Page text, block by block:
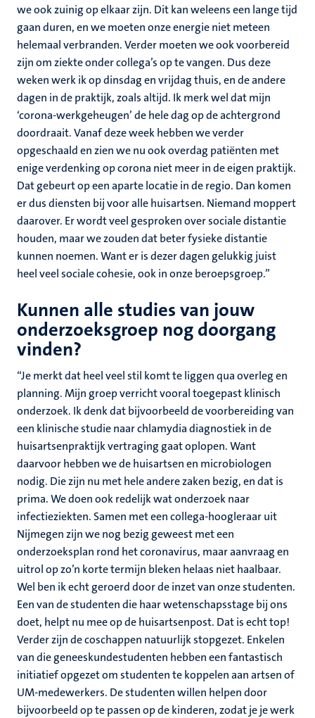
we ook zuinig op elkaar zijn. Dit kan weleens een lange tijd
gaan duren, en we moeten onze energie niet meteen
helemaal verbranden. Verder moeten we ook voorbereid
zijn om ziekte onder collega’s op te vangen. Dus deze
weken werk ik op dinsdag en vrijdag thuis, en de andere
dagen in de praktijk, zoals altijd. Ik merk wel dat mijn
‘corona-werkgeheugen’ de hele dag op de achtergrond
doordraait. Vanaf deze week hebben we verder
opgeschaald en zien we nu ook overdag patiënten met
enige verdenking op corona niet meer in de eigen praktijk.
Dat gebeurt op een aparte locatie in de regio. Dan komen
er dus diensten bij voor alle huisartsen. Niemand moppert
daarover. Er wordt veel gesproken over sociale distantie
houden, maar we zouden dat beter fysieke distantie
kunnen noemen. Want er is dezer dagen gelukkig juist
heel veel sociale cohesie, ook in onze beroepsgroep.”
Kunnen alle studies van jouw
onderzoeksgroep nog doorgang
vinden?
“Je merkt dat heel veel stil komt te liggen qua overleg en
planning. Mijn groep verricht vooral toegepast klinisch
onderzoek. Ik denk dat bijvoorbeeld de voorbereiding van
een klinische studie naar chlamydia diagnostiek in de
huisartsenpraktijk vertraging gaat oplopen. Want
daarvoor hebben we de huisartsen en microbiologen
nodig. Die zijn nu met hele andere zaken bezig, en dat is
prima. We doen ook redelijk wat onderzoek naar
infectieziekten. Samen met een collega-hoogleraar uit
Nijmegen zijn we nog bezig geweest met een
onderzoeksplan rond het coronavirus, maar aanvraag en
uitrol op zo’n korte termijn bleken helaas niet haalbaar.
Wel ben ik echt geroerd door de inzet van onze studenten.
Een van de studenten die haar wetenschapsstage bij ons
doet, helpt nu mee op de huisartsenpost. Dat is echt top!
Verder zijn de coschappen natuurlijk stopgezet. Enkelen
van die geneeskundestudenten hebben een fantastisch
initiatief opgezet om studenten te koppelen aan artsen of
UM-medewerkers. De studenten willen helpen door
bijvoorbeeld op te passen op de kinderen, zodat je je werk